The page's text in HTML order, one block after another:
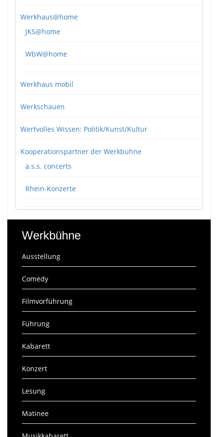
Werkhaus@home
JKS@home
WbW@home
Werkhaus mobil
Werkschauen
Wertvolles Wissen: Politik/Kunst/Kultur
Kooperationspartner der Werkbühne
a.s.s. concerts
Rhein-Konzerte
Werkbühne
Ausstellung
Comedy
Filmvorführung
Führung
Kabarett
Konzert
Lesung
Matinee